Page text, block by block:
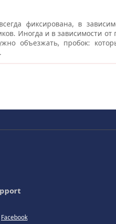
фиксирована, в
Иногда и в зависимости от
объезжать, пробок:
Facebook